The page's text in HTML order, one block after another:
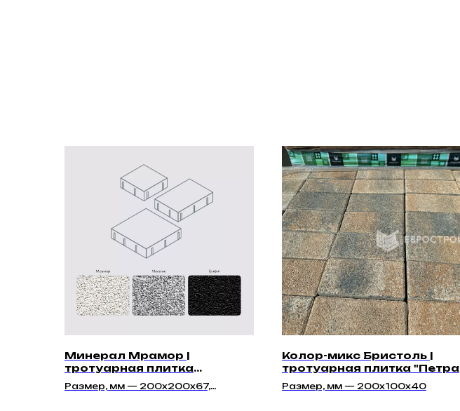
Минерал Мрамор |
тротуарная плитка
"Модерн Премиум 67мм"
Размер, мм — 200x200x67,
Колор-микс Бристоль |
тротуарная плитка "Петра
40мм" | Гладкая
Размер, мм — 200x100x40